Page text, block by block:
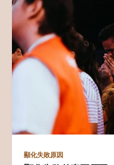
顯化失敗原因